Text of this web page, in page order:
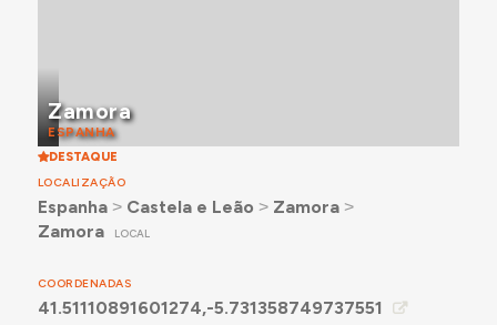
Zamora
ESPANHA
DESTAQUE
LOCALIZAÇÃO
Espanha˃ Castela e Leão ˃ Zamora˃
Zamora
LOCAL
COORDENADAS
41.51110891601274,-5.731358749737551